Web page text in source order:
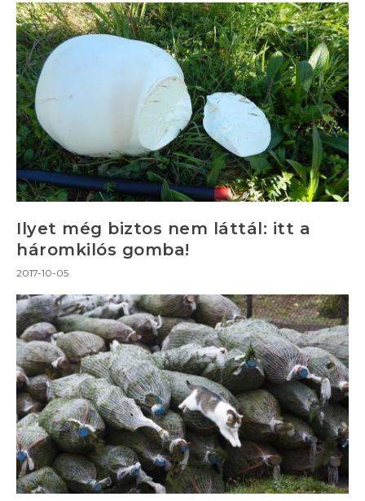
Ilyet még biztos nem láttál: itt a
háromkilós gomba!
2017-10-05